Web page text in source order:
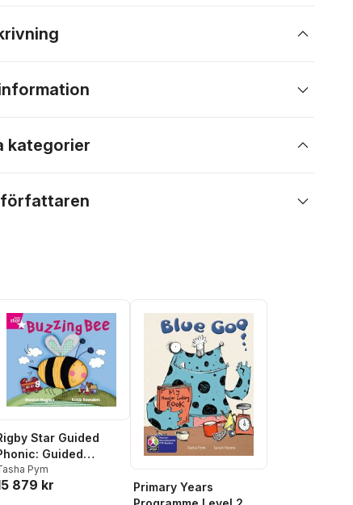
kategorier
författaren
Star Guided
Guided
Easy Buy
Framework
Pym
879 kr
Primary Years